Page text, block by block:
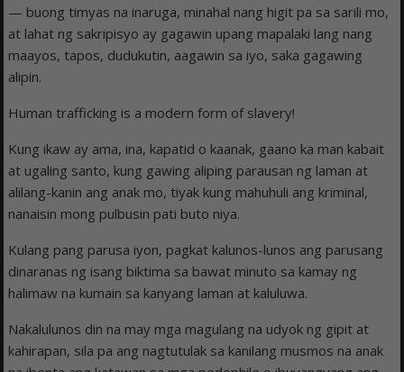
— buong timyas na inaruga, minahal nang higit pa sa sarili mo,
at lahat ng sakripisyo ay gagawin upang mapalaki lang nang
maayos, tapos, dudukutin, aagawin sa iyo, saka gagawing
alipin.
Human trafficking is a modern form of slavery!
Kung ikaw ay ama, ina, kapatid o kaanak, gaano ka man kabait
at ugaling santo, kung gawing aliping parausan ng laman at
alilang-kanin ang anak mo, tiyak kung mahuhuli ang kriminal,
nanaisin mong pulbusin pati buto niya.
Kulang pang parusa iyon, pagkat kalunos-lunos ang parusang
dinaranas ng isang biktima sa bawat minuto sa kamay ng
halimaw na kumain sa kanyang laman at kaluluwa.
Nakalulunos din na may mga magulang na udyok ng gipit at
kahirapan, sila pa ang nagtutulak sa kanilang musmos na anak